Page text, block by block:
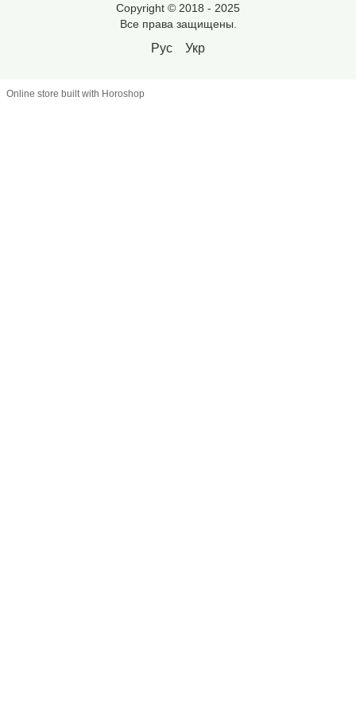
Copyright © 2018 - 2025
Все права защищены.
Рус Укр
Online store built with Horoshop